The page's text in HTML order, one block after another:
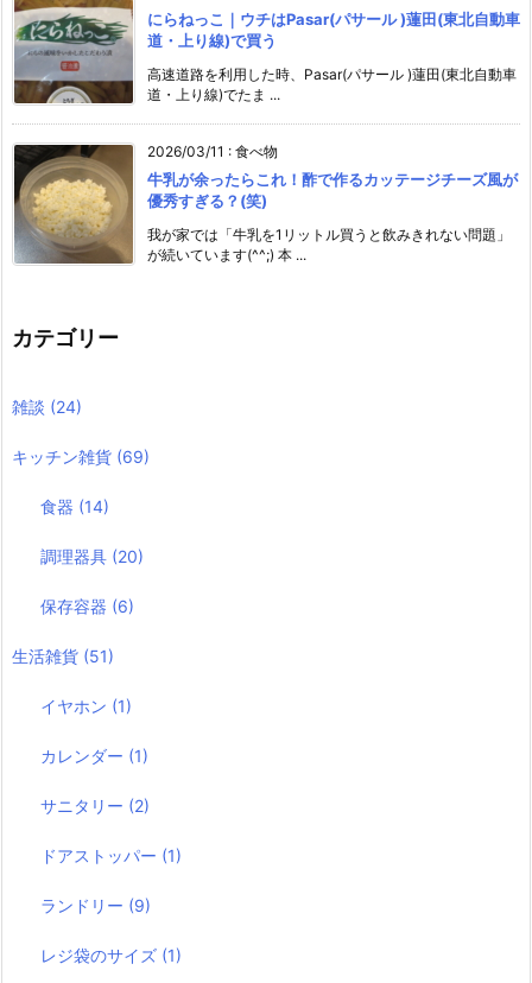
にらねっこ｜ウチはPasar(パサール )蓮田(東北自動車
道・上り線)で買う
高速道路を利用した時、Pasar(パサール )蓮田(東北自動車
道・上り線)でたま ...
2026/03/11 : 食べ物
牛乳が余ったらこれ！酢で作るカッテージチーズ風が
優秀すぎる？(笑)
我が家では「牛乳を1リットル買うと飲みきれない問題」
が続いています(^^;) 本 ...
カテゴリー
雑談 (24)
キッチン雑貨 (69)
食器 (14)
調理器具 (20)
保存容器 (6)
生活雑貨 (51)
イヤホン (1)
カレンダー (1)
サニタリー (2)
ドアストッパー (1)
ランドリー (9)
レジ袋のサイズ (1)